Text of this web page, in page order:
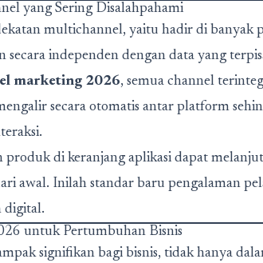
yang Sering Disalahpahami
multichannel, yaitu hadir di banyak
independen dengan data yang
marketing 2026, semua channel
secara otomatis antar platform
di keranjang aplikasi dapat
awal. Inilah standar baru pengalaman
digital.
untuk Pertumbuhan Bisnis
signifikan bagi bisnis, tidak hanya